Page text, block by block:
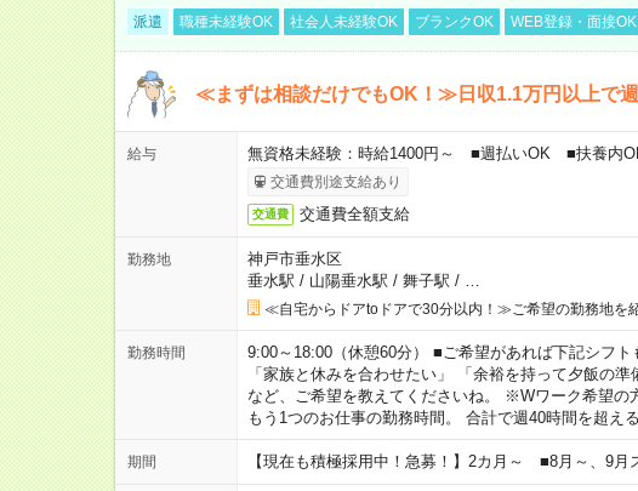
派遣 職種未経験OK 社会人未経験OK ブランクOK WEB登録・面接OK
≪まずは相談だけでもOK！≫日収1.1万円以上で週
給与 無資格未経験：時給1400円～ ■週払いOK ■扶養内
交通費別途支給あり
交通費 交通費全額支給
勤務地
神戸市垂水区
垂水駅 / 山陽垂水駅 / 舞子駅 /
≪自宅からドアtoドアで30分以内！≫ご希望の勤務地を紹
勤務時間
9:00～18:00（休憩60分） ■ご希望があれば下記シフ
「家族と休みを合わせたい」 「余裕を持って夕飯の
など、ご希望を教えてくださいね。 ※Wワーク希望の
もう1つのお仕事の勤務時間。 合計で週40時間を超え
期間 【現在も積極採用中！急募！】2カ月～ ■8月～、9月